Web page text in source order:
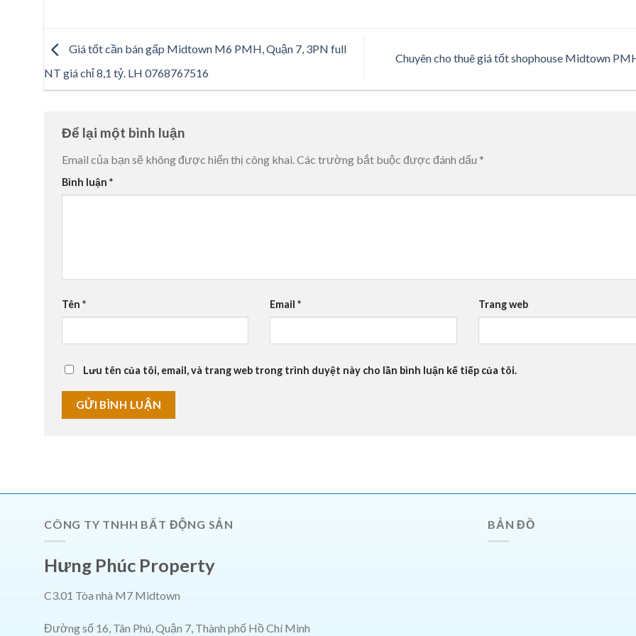
Giá tốt cần bán gấp Midtown M6 PMH, Quận 7, 3PN full
NT giá chỉ 8,1 tỷ. LH 0768767516
Chuyên cho thuê giá tốt shophouse Midtown
Để lại một bình luận
Email của bạn sẽ không được hiển thị công khai.Các trường bắt buộc được đánh dấu *
Bình luận *
Tên * Email* Trang web
Lưu tên của tôi, email, và trang web trong trình duyệt này cho lần bình luận kế tiếp của tôi.
CÔNG TY TNHH BẤT ĐỘNG SẢN
Hưng Phúc Property
C3.01 Tòa nhà M7 Midtown
Đường số 16, Tân Phú, Quận 7, Thành phố Hồ Chí Minh
BẢN ĐỒ